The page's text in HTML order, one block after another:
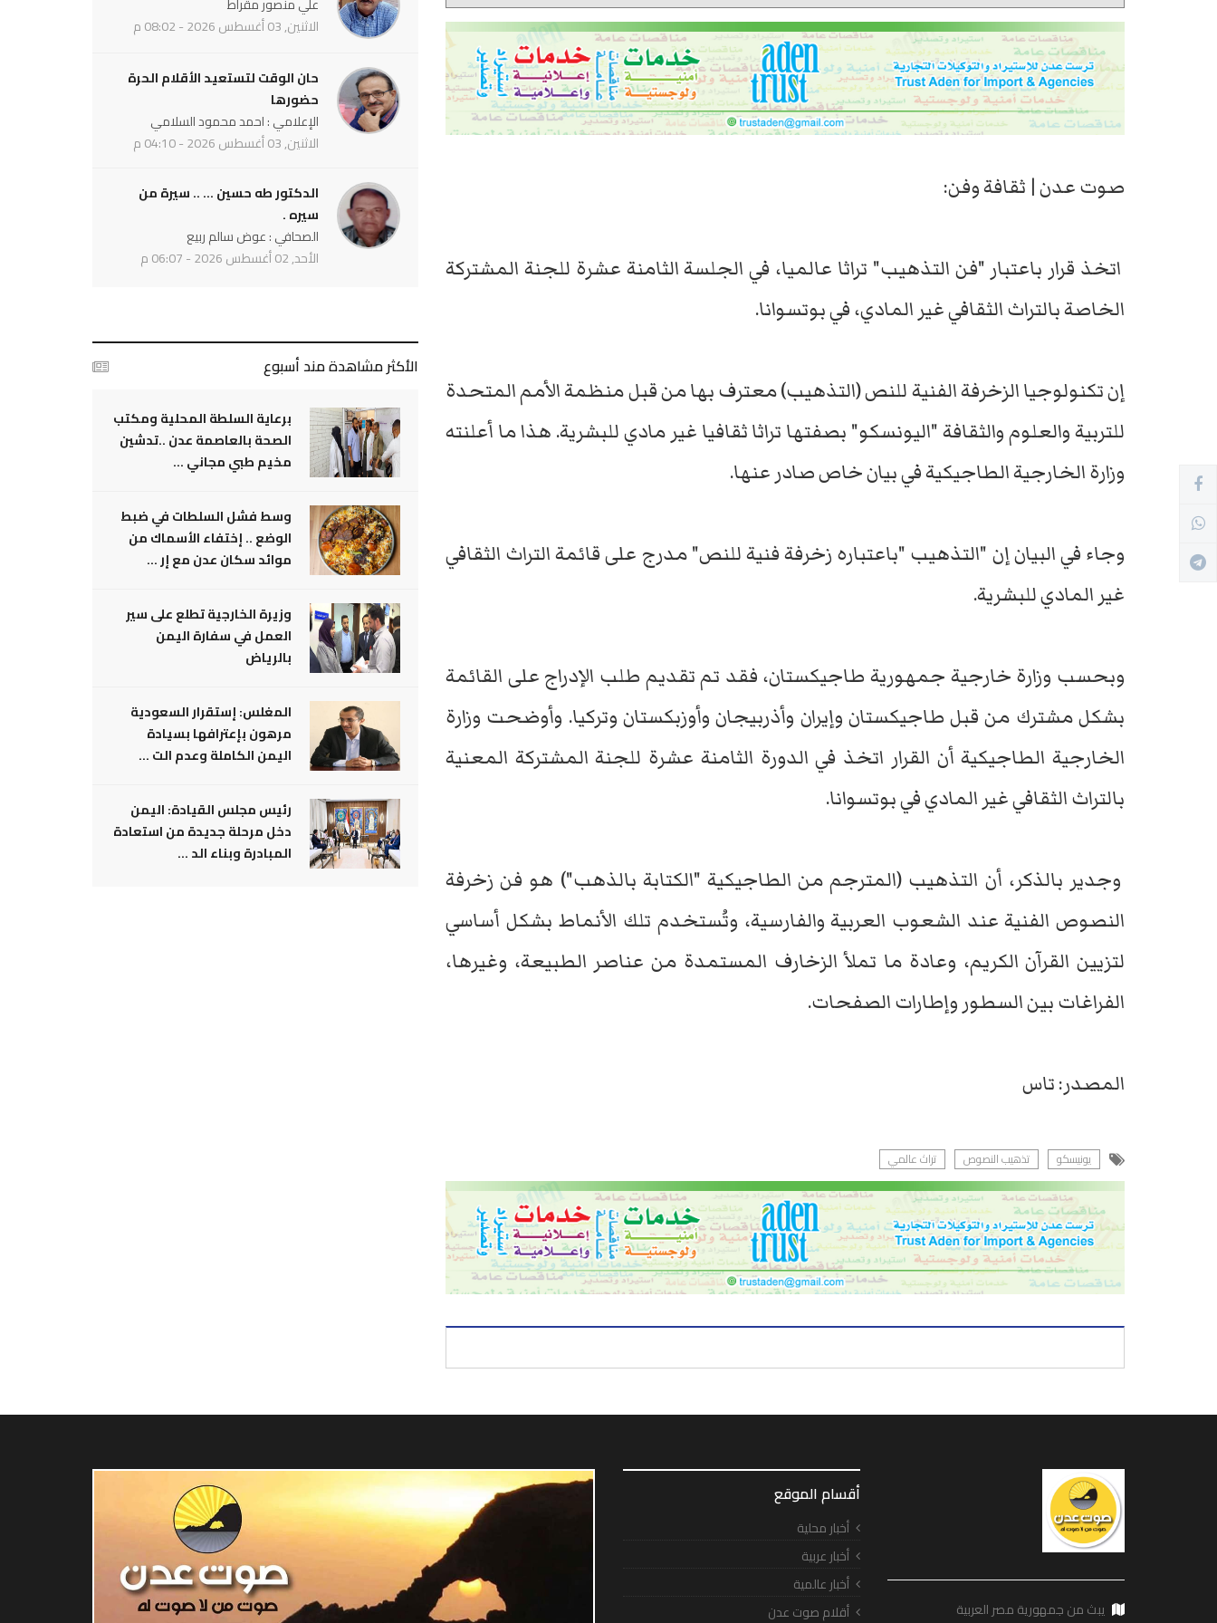
صوت عدن | ثقافة وفن:
اتخذ قرار باعتبار "فن التذهيب" تراثا عالميا، في الجلسة الثامنة عشرة للجنة المشتركة
الخاصة بالتراث الثقافي غير المادي، في بوتسوانا.
إن تكنولوجيا الزخرفة الفنية للنص (التذهيب) معترف بها من قبل منظمة الأمم المتحدة
للتربية والعلوم والثقافة "اليونسكو" بصفتها تراثا ثقافيا غير مادي للبشرية. هذا ما أعلنته
وزارة الخارجية الطاجيكية في بيان خاص صادر عنها.
وجاء في البيان إن "التذهيب "باعتباره زخرفة فنية للنص" مدرج على قائمة التراث الثقافي
غير المادي للبشرية.
وبحسب وزارة خارجية جمهورية طاجيكستان، فقد تم تقديم طلب الإدراج على القائمة
بشكل مشترك من قبل طاجيكستان وإيران وأذربيجان وأوزبكستان وتركيا. وأوضحت وزارة
الخارجية الطاجيكية أن القرار اتخذ في الدورة الثامنة عشرة للجنة المشتركة المعنية
بالتراث الثقافي غير المادي في بوتسوانا.
وجدير بالذكر، أن التذهيب (المترجم من الطاجيكية "الكتابة بالذهب") هو فن زخرفة
النصوص الفنية عند الشعوب العربية والفارسية، وتُستخدم تلك الأنماط بشكل أساسي
لتزيين القرآن الكريم، وعادة ما تملأ الزخارف المستمدة من عناصر الطبيعة، وغيرها،
الفراغات بين السطور وإطارات الصفحات.
المصدر: تاس
يونيسكو تذهيب النصوص تراث عالمي
الاثنين, 03 أغسطس 2026 - 08:02 م
حان الوقت لتستعيد الأقلام الحرة
حضورها
الإعلامي : احمد محمود السلامي
الاثنين, 03 أغسطس 2026 - 04:10 م
الدكتور طه حسين ... .. سيرة من
سيره .
الصحافي : عوض سالم ربيع
الأحد, 02 أغسطس 2026 - 06:07 م
الأكثر مشاهدة مند أسبوع
برعاية السلطة المحلية ومكتب
الصحة بالعاصمة عدن ..تدشين
مخيم طبي مجاني ...
وسط فشل السلطات في ضبط
الوضع .. إختفاء الأسماك من
موائد سكان عدن مع إر ...
وزيرة الخارجية تطلع على سير
العمل في سفارة اليمن
بالرياض
المغلس: إستقرار السعودية
مرهون بإعترافها بسيادة
اليمن الكاملة وعدم الت ...
رئيس مجلس القيادة: اليمن
دخل مرحلة جديدة من استعادة
المبادرة وبناء الد ...
يبث من جمهورية مصر العربية
أقسام الموقع
أخبار محلية
أخبار عربية
أخبار عالمية
أقلام صوت عدن